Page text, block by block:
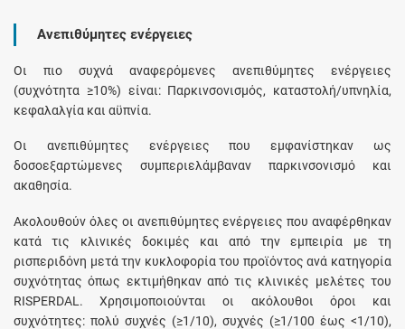
Ανεπιθύμητες ενέργειες
Οι πιο συχνά αναφερόμενες ανεπιθύμητες ενέργειες
(συχνότητα ≥10%) είναι: Παρκινσονισμός, καταστολή/υπνηλία,
κεφαλαλγία και αϋπνία.
Οι ανεπιθύμητες ενέργειες που εμφανίστηκαν ως
δοσοεξαρτώμενες συμπεριελάμβαναν παρκινσονισμό και
ακαθησία.
Ακολουθούν όλες οι ανεπιθύμητες ενέργειες που αναφέρθηκαν
κατά τις κλινικές δοκιμές και από την εμπειρία με τη
ρισπεριδόνη μετά την κυκλοφορία του προϊόντος ανά κατηγορία
συχνότητας όπως εκτιμήθηκαν από τις κλινικές μελέτες του
RISPERDAL. Χρησιμοποιούνται οι ακόλουθοι όροι και
συχνότητες: πολύ συχνές (≥1/10), συχνές (≥1/100 έως <1/10),